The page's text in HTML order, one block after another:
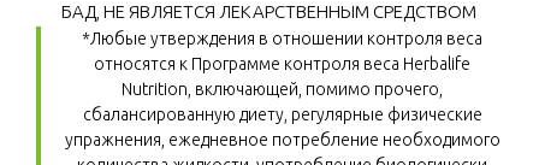
БАД, НЕ ЯВЛЯЕТСЯ ЛЕКАРСТВЕННЫМ СРЕДСТВОМ
*Любые утверждения в отношении контроля веса
относятся к Программе контроля веса Herbalife
Nutrition, включающей, помимо прочего,
сбалансированную диету, регулярные физические
упражнения, ежедневное потребление необходимого